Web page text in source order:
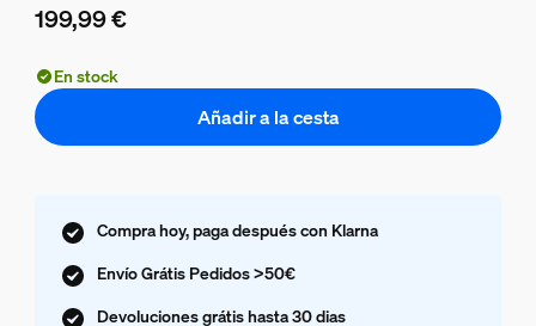
199,99 €
En stock
Añadir a la cesta
Compra hoy, paga después con Klarna
Envío Grátis Pedidos >50€
Devoluciones grátis hasta 30 dias